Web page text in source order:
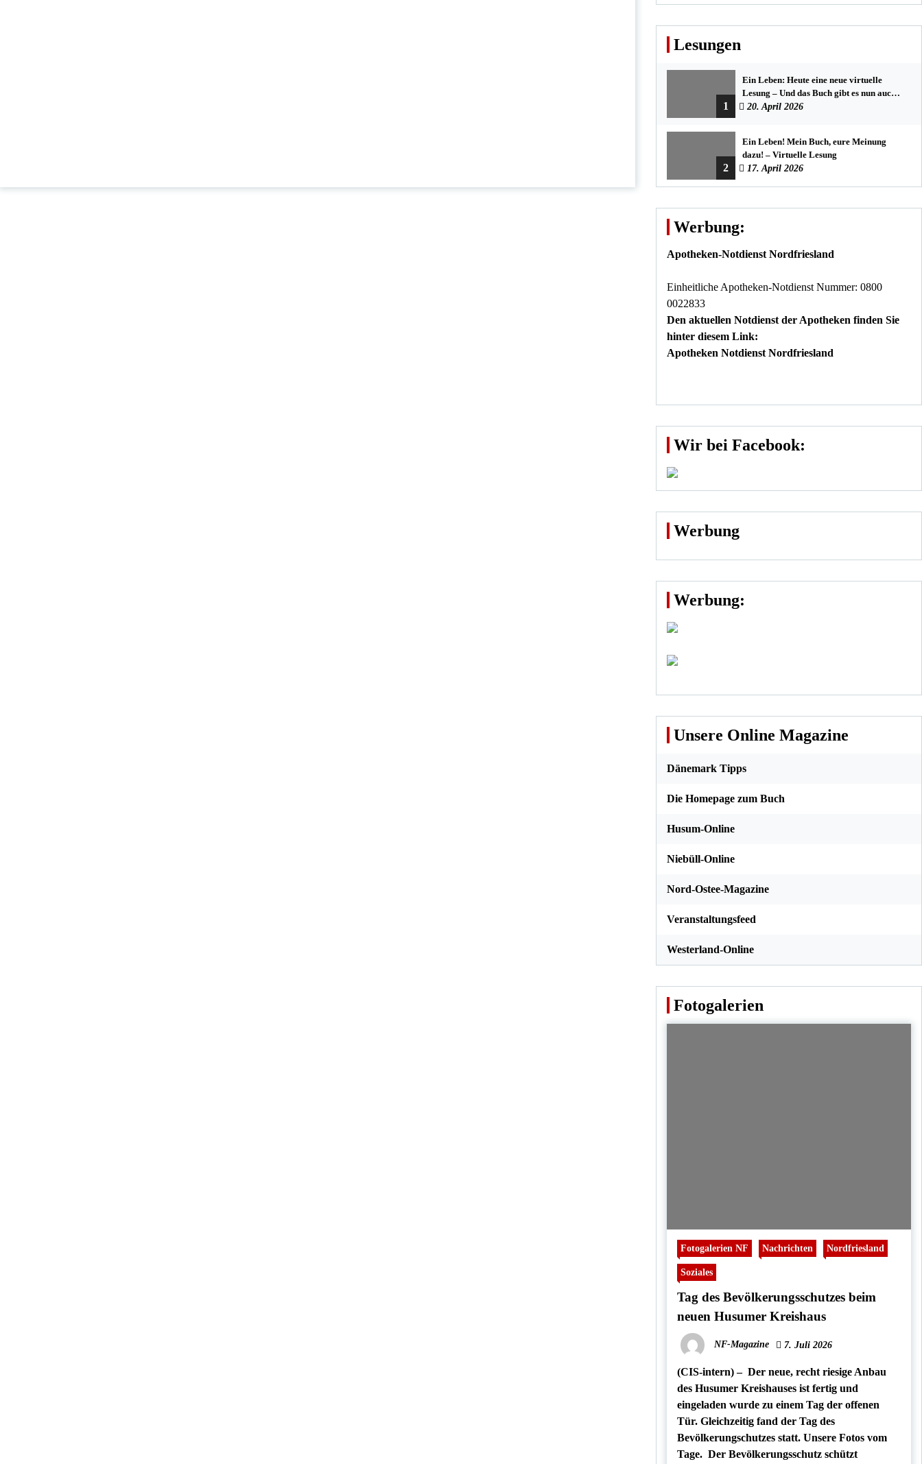
Lesungen
1
Ein Leben: Heute eine neue virtuelle
Lesung – Und das Buch gibt es nun auch
in der Bredstedter Stadtbuchhandlung
20. April 2026
2
Ein Leben! Mein Buch, eure Meinung
dazu! – Virtuelle Lesung
17. April 2026
Werbung:
Apotheken-Notdienst Nordfriesland
Einheitliche Apotheken-Notdienst Nummer: 0800
0022833
Den aktuellen Notdienst der Apotheken finden Sie
hinter diesem Link:
Apotheken Notdienst Nordfriesland
Wir bei Facebook:
Werbung
Werbung:
Unsere Online Magazine
Dänemark Tipps
Die Homepage zum Buch
Husum-Online
Niebüll-Online
Nord-Ostee-Magazine
Veranstaltungsfeed
Westerland-Online
Fotogalerien
Fotogalerien NF Nachrichten Nordfriesland
Soziales
Tag des Bevölkerungsschutzes beim
neuen Husumer Kreishaus
NF-Magazine 7. Juli 2026
(CIS-intern) – Der neue, recht riesige Anbau
des Husumer Kreishauses ist fertig und
eingeladen wurde zu einem Tag der offenen
Tür. Gleichzeitig fand der Tag des
Bevölkerungschutzes statt. Unsere Fotos vom
Tage. Der Bevölkerungsschutz schützt